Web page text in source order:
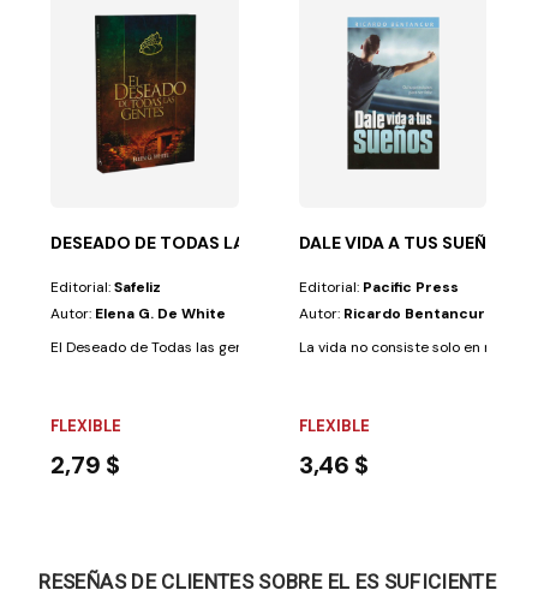
humanos han buscado respuestas a diversas...
DESEADO DE TODAS LAS GENTES
Editorial:Safeliz
Autor: Elena G. De White
El Deseado de Todas las gentes:Precio por unidad: 2,50€Precio por
FLEXIBLE
2,79 $
DALE VIDA A TUS SUEÑO
Editorial: Pacific Press
Autor: Ricardo Bentancur
La vida no consiste solo en
FLEXIBLE
3,46 $
RESEÑAS DE CLIENTES SOBRE EL ES SUFICIENTE